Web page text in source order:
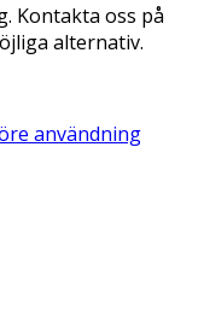
Kontakta oss på
alternativ.
användning